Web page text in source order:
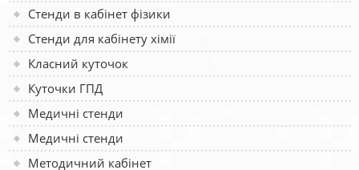
Стенди в кабінет фізики
Стенди для кабінету хімії
Класний куточок
Куточки ГПД
Медичні стенди
Медичні стенди
Методичний кабінет